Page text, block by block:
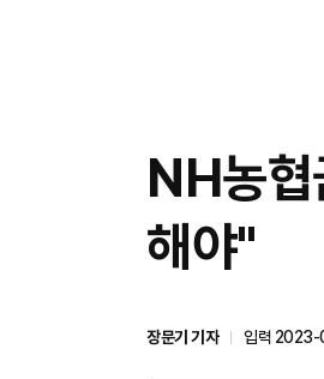
​NH농협
해야"
장문기 기자
입력